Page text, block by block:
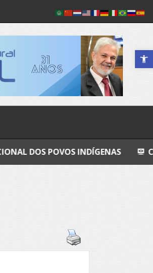
Abrir a
INDÍGENAS COSMOS